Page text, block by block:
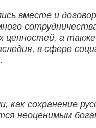
вместе и
ценностей, а
в сфере
сохранение
неоценимым